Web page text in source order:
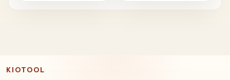
KIOTOOL